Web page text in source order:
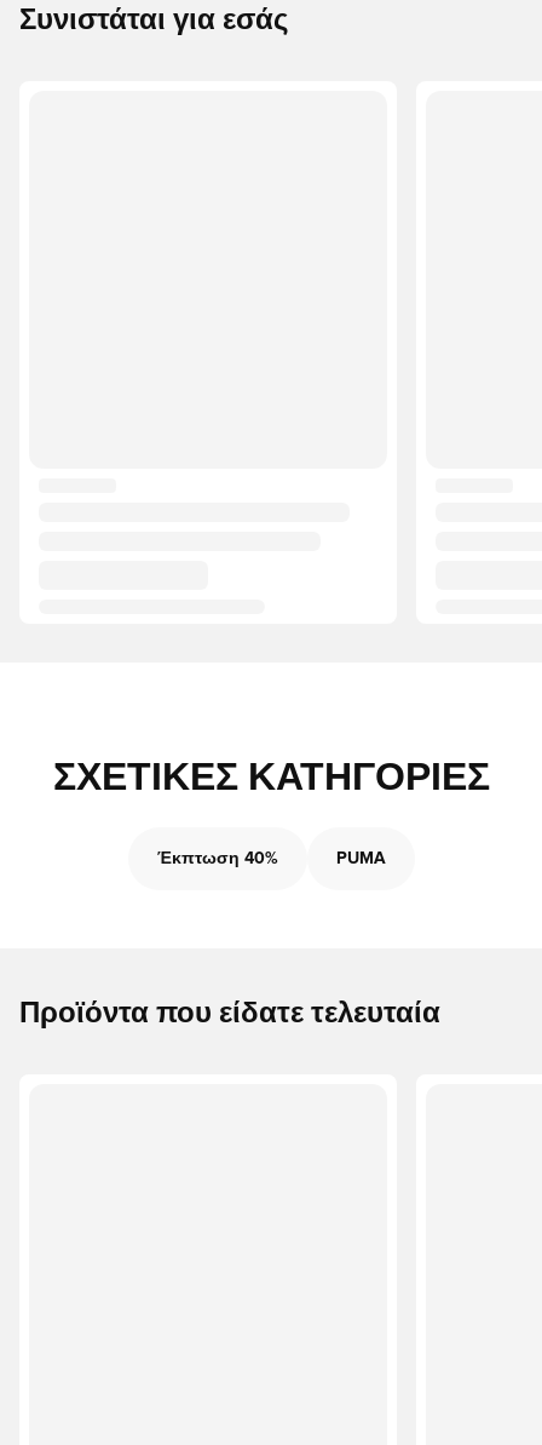
Συνιστάται για εσάς
ΣΧΕΤΙΚΈΣ ΚΑΤΗΓΟΡΊΕΣ
Έκπτωση 40% PUMA
Προϊόντα που είδατε τελευταία